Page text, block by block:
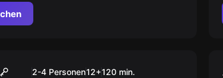
liegt die Wahrheit
2-4 Personen12+120 min.